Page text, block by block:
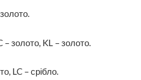
– золото, KL – золото.
LC – срібло.